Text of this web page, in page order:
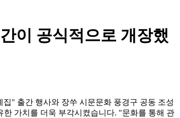
이 공식적으로 개장했
" 출간 행사와 장쑤 시문문화 풍경구 공동 조성
가치를 더욱 부각시켰습니다. "문화를 통해 관